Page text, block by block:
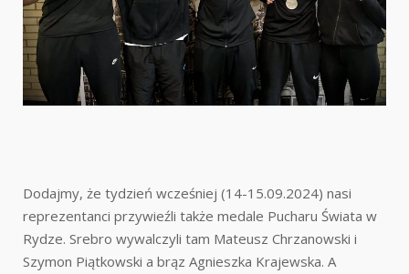
Dodajmy, że tydzień wcześniej (14-15.09.2024) nasi
reprezentanci przywieźli także medale Pucharu Świata w
Rydze. Srebro wywalczyli tam Mateusz Chrzanowski i
Szymon Piątkowski a brąz Agnieszka Krajewska. A